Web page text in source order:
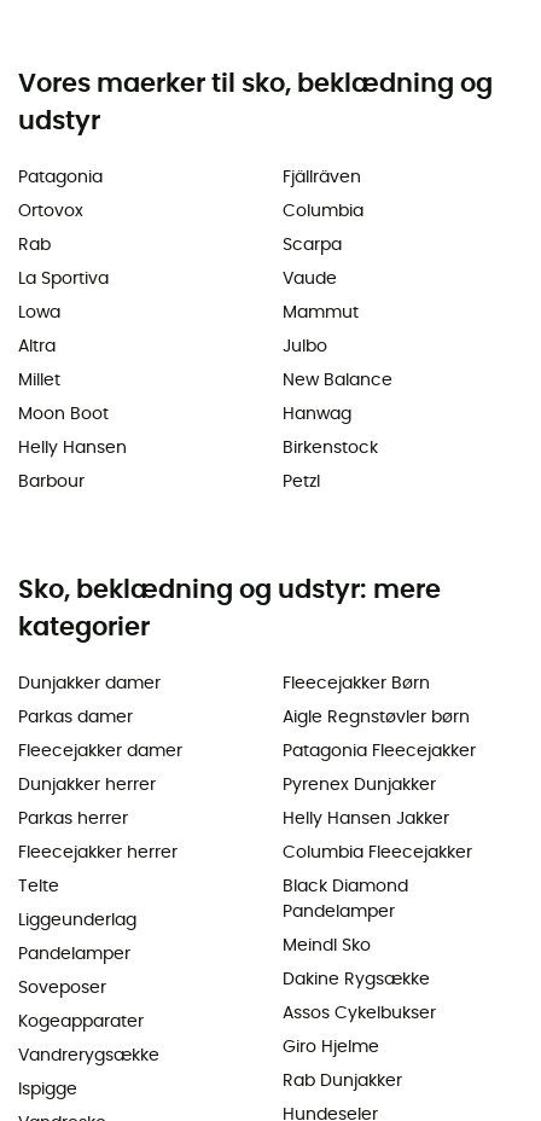
Vores maerker til sko, beklædning og
udstyr
Patagonia
Ortovox
Rab
La Sportiva
Lowa
Altra
Millet
Moon Boot
Helly Hansen
Barbour
Fjällräven
Columbia
Scarpa
Vaude
Mammut
Julbo
New Balance
Hanwag
Birkenstock
Petzl
Sko, beklædning og udstyr: mere
kategorier
Dunjakker damer
Parkas damer
Fleecejakker damer
Dunjakker herrer
Parkas herrer
Fleecejakker herrer
Telte
Liggeunderlag
Pandelamper
Soveposer
Kogeapparater
Vandrerygsække
Ispigge
Fleecejakker Børn
Aigle Regnstøvler børn
Patagonia Fleecejakker
Pyrenex Dunjakker
Helly Hansen Jakker
Columbia Fleecejakker
Black Diamond
Pandelamper
Meindl Sko
Dakine Rygsække
Assos Cykelbukser
Giro Hjelme
Rab Dunjakker
Hundeseler